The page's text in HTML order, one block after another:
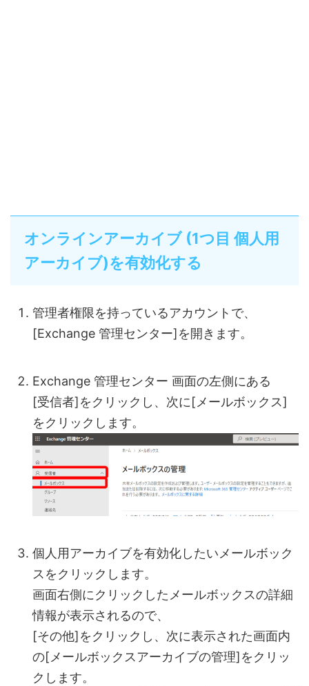
オンラインアーカイブ (1つ目 個人用
アーカイブ)を有効化する
管理者権限を持っているアカウントで、
[Exchange 管理センター]を開きます。
Exchange 管理センター 画面の左側にある
[受信者]をクリックし、次に[メールボックス]
をクリックします。
個人用アーカイブを有効化したいメールボック
スをクリックします。
画面右側にクリックしたメールボックスの詳細
情報が表示されるので、
[その他]をクリックし、次に表示された画面内
の[メールボックスアーカイブの管理]をクリッ
クします。